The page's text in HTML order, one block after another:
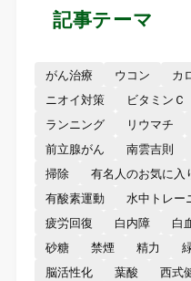
記事テーマ
がん治療 ウコン カ
ニオイ対策
ビタミンＣ
ランニング
リウマチ
前立腺がん
南雲吉則
掃除
有名人のお気に入
有酸素運動
水中トレー
疲労回復
白内障 白
砂糖
禁煙 精力
脳活性化
葉酸 西式